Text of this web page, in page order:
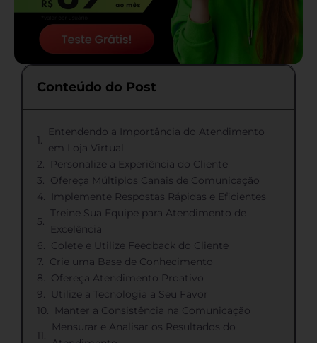
Conteúdo do Post
Entendendo a Importância do Atendimento
em Loja Virtual
Personalize a Experiência do Cliente
Ofereça Múltiplos Canais de Comunicação
Implemente Respostas Rápidas e Eficientes
Treine Sua Equipe para Atendimento de
Excelência
Colete e Utilize Feedback do Cliente
Crie uma Base de Conhecimento
Ofereça Atendimento Proativo
Utilize a Tecnologia a Seu Favor
Manter a Consistência na Comunicação
Mensurar e Analisar os Resultados do